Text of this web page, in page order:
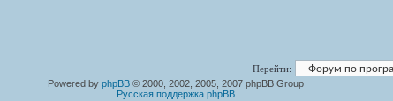
Перейти:
Powered by phpBB © 2000, 2002, 2005, 2007 phpBB Group
Русская поддержка phpBB